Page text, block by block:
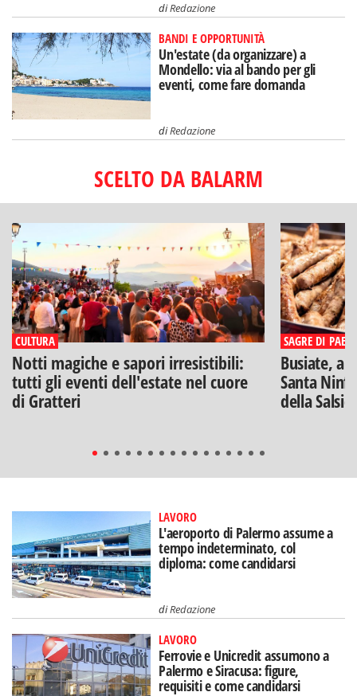
diRedazione
BANDI E OPPORTUNITÀ
Un'estate (da organizzare) a
Mondello: via al bando per gli
eventi, come fare domanda
diRedazione
SCELTO DA BALARM
CULTURA
Notti magiche e sapori irresistibili:
tutti gli eventi dell'estate nel cuore
di Gratteri
SAGRE DI PAESE
Busiate,
Santa
della
LAVORO
L'aeroporto di Palermo assume a
tempo indeterminato, col
diploma: come candidarsi
diRedazione
LAVORO
Ferrovie e Unicredit assumono a
Palermo e Siracusa: figure,
requisiti e come candidarsi